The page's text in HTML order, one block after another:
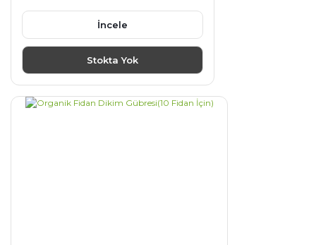
İncele
Stokta Yok